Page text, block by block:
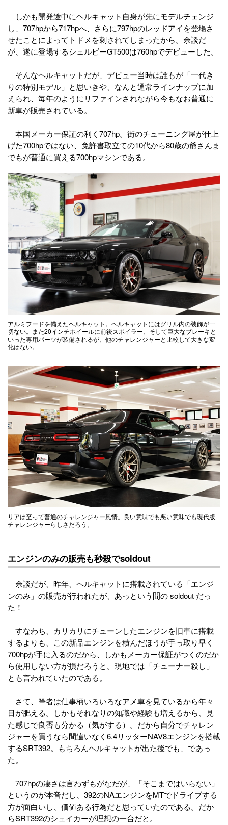
しかも開発途中にヘルキャット自身が先にモデルチェンジ
し、707hpから717hpへ、さらに797hpのレッドアイを登場さ
せたことによってトドメを刺されてしまったから。余談だ
が、遂に登場するシェルビーGT500は760hpでデビューした。
そんなヘルキャットだが、デビュー当時は誰もが「一代き
りの特別モデル」と思いきや、なんと通常ラインナップに加
えられ、毎年のようにリファインされながら今もなお普通に
新車が販売されている。
本国メーカー保証の利く707hp。街のチューニング屋が仕上
げた700hpではない、免許書取立ての10代から80歳の爺さんま
でもが普通に買える700hpマシンである。
アルミフードを備えたヘルキャット。ヘルキャットにはグリル内の装飾が一
切ない。また20インチホイールに前後スポイラー、そして巨大なブレーキと
いった専用パーツが装備されるが、他のチャレンジャーと比較して大きな変
化はない。
リアは至って普通のチャレンジャー風情。良い意味でも悪い意味でも現代版
チャレンジャーらしさだろう。
エンジンのみの販売も秒殺でsoldout
余談だが、昨年、ヘルキャットに搭載されている「エンジ
ンのみ」の販売が行われたが、あっという間の soldout だっ
た！
すなわち、カリカリにチューンしたエンジンを旧車に搭載
するよりも、この新品エンジンを積んだほうが手っ取り早く
700hpが手に入るのだから、しかもメーカー保証がつくのだか
ら使用しない方が損だろうと。現地では「チューナー殺し」
とも言われていたのである。
さて、筆者は仕事柄いろいろなアメ車を見ているから年々
目が肥える。しかもそれなりの知識や経験も増えるから、見
た感じで良否も分かる（気がする）。だから自分でチャレン
ジャーを買うなら間違いなく6.4リッターNAV8エンジンを搭載
するSRT392。もちろんヘルキャットが出た後でも、であっ
た。
707hpの凄さは言わずもがなだが、「そこまではいらない」
というのが本音だし、392のNAエンジンをMTでドライブする
方が面白いし、価値ある行為だと思っていたのである。だか
らSRT392のシェイカーが理想の一台だと。